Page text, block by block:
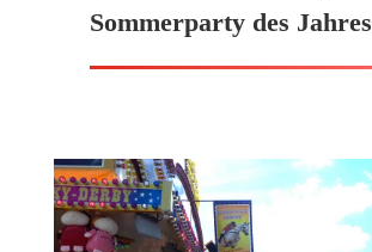
Sommerparty des Jahres